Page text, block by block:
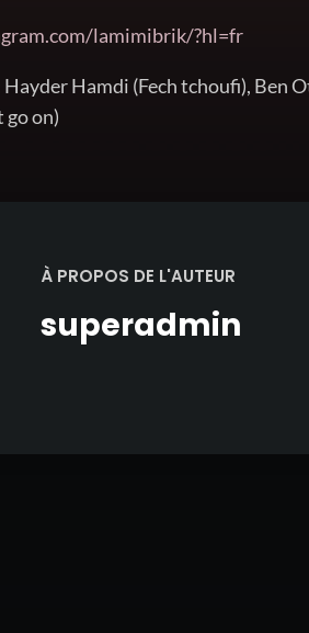
lamimibrik/?hl=fr
Hamdi (Fech tchoufi), Ben
go on)
À PROPOS DE L'AUTEUR
superadmin